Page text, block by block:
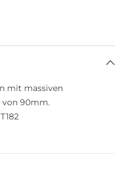
mit massiven
von 90mm.